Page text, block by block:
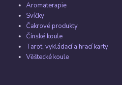
Aromaterapie
Svíčky
Čakrové produkty
Čínské koule
Tarot, vykládací a hrací karty
Věštecké koule